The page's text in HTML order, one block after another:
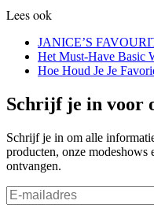
Lees ook
JANICE’S
Het Must-Have Basic
Hoe Houd Je Je
Schrijf je in voor
Schrijf je in om alle
producten, onze modeshows
ontvangen.